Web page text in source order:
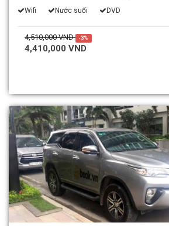
Wifi Nước suối DVD
4,510,000 VND -3%
4,410,000 VND